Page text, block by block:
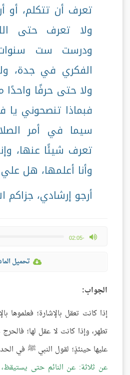
تعرف أن تتكلم،
ولا تعرف حتى
ودرست ست
الفكري في جدة،
ولا حتى حرفًا واحدًا
فبماذا تنصحوني يا
سيما في أمر
تعرف شيئًا عنها،
وأنا أعلمها، هل
أرجو إرشادي، جزاكم
-02:05
max volume
تحميل
الجواب:
إذا كانت تعقل بالإشارة؛
تطهر، وإذا كانت لا عقل لها؛
عليها حينئذٍ؛ لقول النبي ﷺ في
عن ثلاثة: عن النائم حتى